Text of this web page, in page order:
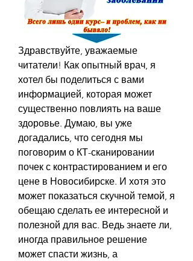
Здравствуйте, уважаемые
читатели! Как опытный врач, я
хотел бы поделиться с вами
информацией, которая может
существенно повлиять на ваше
здоровье. Думаю, вы уже
догадались, что сегодня мы
поговорим о КТ-сканировании
почек с контрастированием и его
цене в Новосибирске. И хотя это
может показаться скучной темой, я
обещаю сделать ее интересной и
полезной для вас. Ведь знаете ли,
иногда правильное решение
может спасти жизнь, а